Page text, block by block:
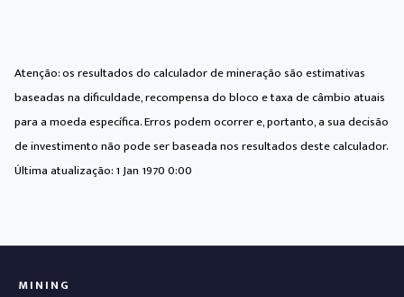
Atenção: os resultados do calculador de mineração são estimativas
baseadas na dificuldade, recompensa do bloco e taxa de câmbio atuais
para a moeda específica. Erros podem ocorrer e, portanto, a sua decisão
de investimento não pode ser baseada nos resultados deste calculador.
Última atualização:1 Jan 1970 0:00
MINING